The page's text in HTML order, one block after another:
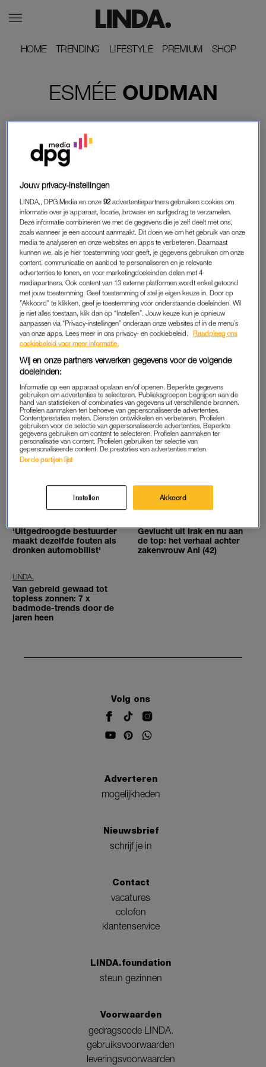
HOME
HOME TRENDING
TRENDING LIFESTYLE
LIFESTYLE PREMIUM
PREMIUM SHOP
SHOP
ESMÉE OUDMAN
LINDA.
LEKKER (L)IJS(T)JE: 6 X ORIGINELE
VRIESVAKVERSNAPERINGEN OM MEE AF TE
KOELEN
LINDA.
Wasbeer komt vast te zitten
in pindakaaspot en wordt
gered door Amerikaanse
agent
LINDA.
Nooit meer eindeloos
zoeken: vind je vrienden
deze plattegronden
LINDA.
7 x waarom je nú een
strandvakantie naar het
Braziliaanse Cumbuco wil
boeken
LINDA.
Voor het eerst in dertig jaar
witte haai gespot aan
Spaanse kust
LINDA.
Deze 'mobiele airbag' redt je
LINDA.
'Uitgedroogde bestuurder
maakt dezelfde fouten als
dronken automobilist'
Gevlucht uit Irak en nu aan
de top: het verhaal achter
zakenvrouw Ani (42)
LINDA.
Van gebreid gewaad tot
topless zonnen: 7 x
badmode-trends door de
jaren heen
Volg ons
Adverteren
mogelijkheden
Nieuwsbrief
schrijf je in
Contact
vacatures
colofon
klantenservice
LINDA.foundation
steun gezinnen
Voorwaarden
gedragscode LINDA.
gebruiksvoorwaarden
leveringsvoorwaarden
Jouw privacy-instellingen
LINDA., DPG Media en onze92 advertentiepartners gebruiken cookies om
informatie over je apparaat, locatie, browser en surfgedrag te verzamelen.
Deze informatie combineren we met de gegevens die je zelf deelt met ons,
zoals wanneer je een account aanmaakt. Dit doen we om het gebruik van onze
media te analyseren en onze websites en apps te verbeteren. Daarnaast
kunnen we, als je hier toestemming voor geeft, je gegevens gebruiken om onze
content, communicatie en aanbod te personaliseren en je relevante
advertenties te tonen, en voor marketingdoeleinden delen met 4
mediapartners. Ook content van 13 externe platformen wordt enkel getoond
met jouw toestemming. Geef toestemming of stel je eigen keuze in. Door op
"Akkoord" te klikken, geef je toestemming voor onderstaande doeleinden. Wil
je niet alles toestaan, klik dan op “Instellen”. Jouw keuze kun je opnieuw
aanpassen via “Privacy-instellingen” onderaan onze websites of in de menu’s
van onze apps. Lees meer in ons privacy- en cookiebeleid.
Raadpleeg ons
cookiebeleid voor meer informatie.
Wij en onze partners verwerken gegevens voor de volgende
doeleinden:
Informatie op een apparaat opslaan en/of openen. Beperkte gegevens
gebruiken om advertenties te selecteren. Publieksgroepen begrijpen aan de
hand van statistieken of combinaties van gegevens uit verschillende bronnen.
Profielen aanmaken ten behoeve van gepersonaliseerde advertenties.
Contentprestaties meten. Diensten ontwikkelen en verbeteren. Profielen
gebruiken voor de selectie van gepersonaliseerde advertenties. Beperkte
gegevens gebruiken om content te selecteren. Profielen aanmaken ter
personalisatie van content. Profielen gebruiken ter selectie van
gepersonaliseerde content. De prestaties van advertenties meten.
Derde partijen lijst
Instellen Akkoord